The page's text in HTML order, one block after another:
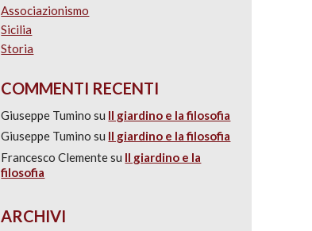
Associazionismo
Sicilia
Storia
COMMENTI RECENTI
Giuseppe Tumino su Il giardino e la filosofia
Giuseppe Tumino su Il giardino e la filosofia
Francesco Clementesu Il giardino e la
filosofia
ARCHIVI